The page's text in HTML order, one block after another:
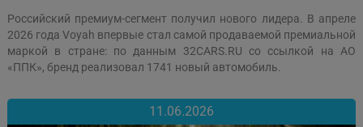
Российский премиум-сегмент получил нового лидера. В апреле
2026 года Voyah впервые стал самой продаваемой премиальной
маркой в стране: по данным 32CARS.RU со ссылкой на АО
«ППК», бренд реализовал 1741 новый автомобиль.
11.06.2026